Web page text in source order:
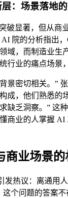
：场景落地
破显著，但从商
院的分析指出
域，而制造业生
行业的痛点场景
景密切相关。”
成，他们熟悉的
缺乏洞察。” 这
商业的人掌握 AI
商业场景的
发热议：离通用
这个问题的答案